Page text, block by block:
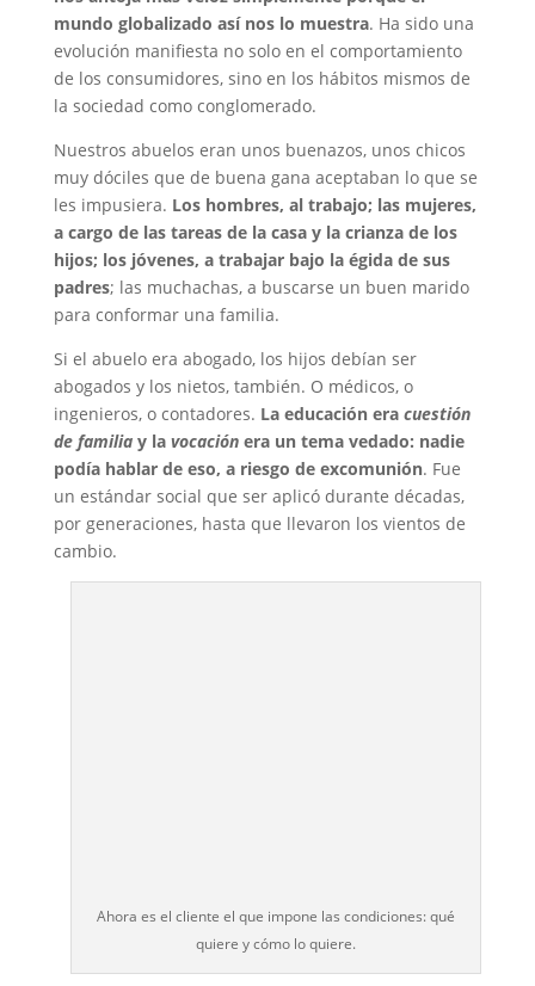
mundo globalizado así nos lo muestra. Ha sido una
evolución manifiesta no solo en el comportamiento
de los consumidores, sino en los hábitos mismos de
la sociedad como conglomerado.
Nuestros abuelos eran unos buenazos, unos chicos
muy dóciles que de buena gana aceptaban lo que se
les impusiera. Los hombres, al trabajo; las mujeres,
a cargo de las tareas de la casa y la crianza de los
hijos; los jóvenes, a trabajar bajo la égida de sus
padres; las muchachas, a buscarse un buen marido
para conformar una familia.
Si el abuelo era abogado, los hijos debían ser
abogados y los nietos, también. O médicos, o
ingenieros, o contadores. La educación era cuestión
de familiay la vocaciónera un tema vedado: nadie
podía hablar de eso, a riesgo de excomunión. Fue
un estándar social que ser aplicó durante décadas,
por generaciones, hasta que llevaron los vientos de
cambio.
Ahora es el cliente el que impone las condiciones: qué
quiere y cómo lo quiere.